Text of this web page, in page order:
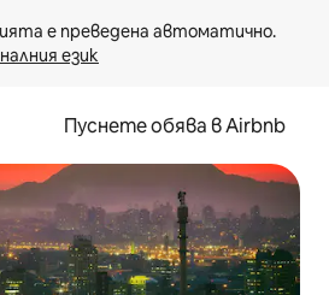
език
Пуснете обява в Airbnb